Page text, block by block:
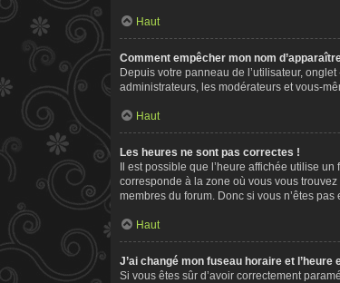
Haut
Comment empêcher mon nom
Depuis votre panneau de l’utilisateur,
administrateurs, les modérateurs et vous-
Haut
Les heures ne sont pas correctes !
Il est possible que l’heure affichée utilise
corresponde à la zone où vous vous
membres du forum. Donc si vous n’êtes
Haut
J’ai changé mon fuseau horaire et
Si vous êtes sûr d’avoir correctement